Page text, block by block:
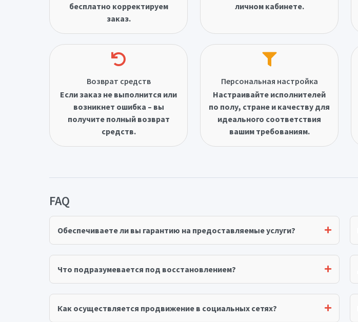
бесплатно корректируем
заказ.
личном кабинете.
Возврат средств
Если заказ не выполнится или
возникнет ошибка – вы
получите полный возврат
средств.
Персональная настройка
Настраивайте исполнителей
по полу, стране и качеству для
идеального соответствия
вашим требованиям.
FAQ
Обеспечиваете ли вы гарантию на предоставляемые услуги?
Что подразумевается под восстановлением?
Как осуществляется продвижение в социальных сетях?